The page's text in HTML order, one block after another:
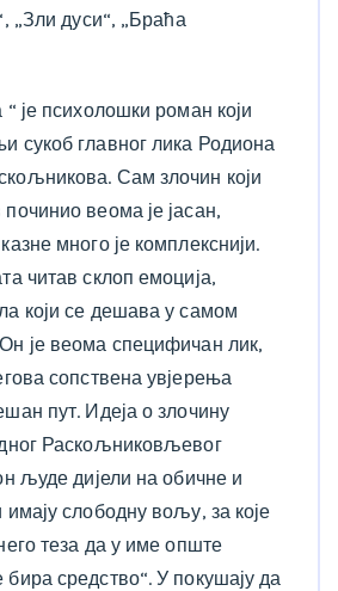
„Зли дуси“, „Браћа
“ је психолошки роман који
сукоб главног лика Родиона
Сам злочин који
веома је јасан,
много је комплекснији.
читав склоп емоција,
који се дешава у самом
је веома специфичан лик,
сопствена увјерења
пут. Идеја о злочину
Раскољниковљевог
људе дијели на обичне и
имају слободну вољу, за које
теза да у име опште
средство“. У покушају да